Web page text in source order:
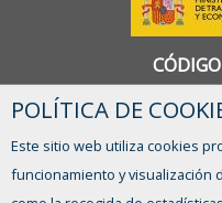
POLÍTICA DE
Este sitio web utiliza cookies
funcionamiento y visualización